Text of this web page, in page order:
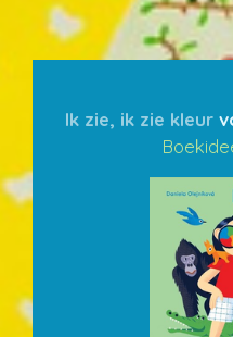
Ik zie, ik zie kleur